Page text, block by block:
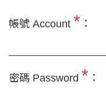
帳號 Account * ：
密碼 Password * ：